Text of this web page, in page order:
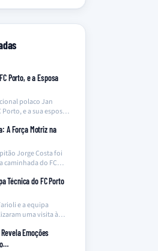
Porto, e a Esposa
polaco Jan
e a sua esposa,
A Força Motriz na
Jorge Costa foi
do FC
Técnica do FC Porto
e a equipa
uma visita à
Emoções